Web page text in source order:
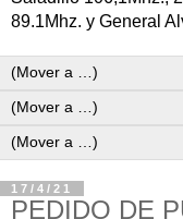
89.1Mhz. y General
17/4/21
PEDIDO DE